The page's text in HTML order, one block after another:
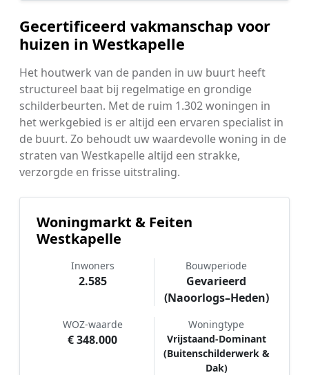
Gecertificeerd vakmanschap voor
huizen in Westkapelle
Het houtwerk van de panden in uw buurt heeft
structureel baat bij regelmatige en grondige
schilderbeurten. Met de ruim 1.302 woningen in
het werkgebied is er altijd een ervaren specialist in
de buurt. Zo behoudt uw waardevolle woning in de
straten van Westkapelle altijd een strakke,
verzorgde en frisse uitstraling.
Woningmarkt & Feiten
Westkapelle
Inwoners
2.585
Bouwperiode
Gevarieerd
(Naoorlogs–Heden)
WOZ-waarde
€ 348.000
Woningtype
Vrijstaand-Dominant
(Buitenschilderwerk &
Dak)